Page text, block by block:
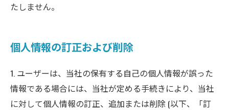
たしません。
個人情報の訂正および削除
1. ユーザーは、当社の保有する自己の個人情報が誤った
情報である場合には、当社が定める手続きにより、当社
に対して個人情報の訂正、追加または削除 (以下、「訂